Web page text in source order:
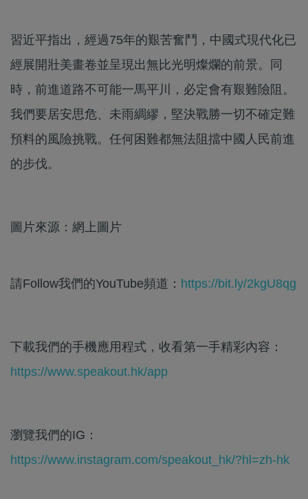
習近平指出，經過75年的艱苦奮鬥，中國式現代化已
經展開壯美畫卷並呈現出無比光明燦爛的前景。同
時，前進道路不可能一馬平川，必定會有艱難險阻。
我們要居安思危、未雨綢繆，堅決戰勝一切不確定難
預料的風險挑戰。任何困難都無法阻擋中國人民前進
的步伐。
圖片來源：網上圖片
請Follow我們的YouTube頻道： https://bit.ly/2kgU8qg
下載我們的手機應用程式，收看第一手精彩內容：
https://www.speakout.hk/app
瀏覽我們的IG：
https://www.instagram.com/speakout_hk/?hl=zh-hk